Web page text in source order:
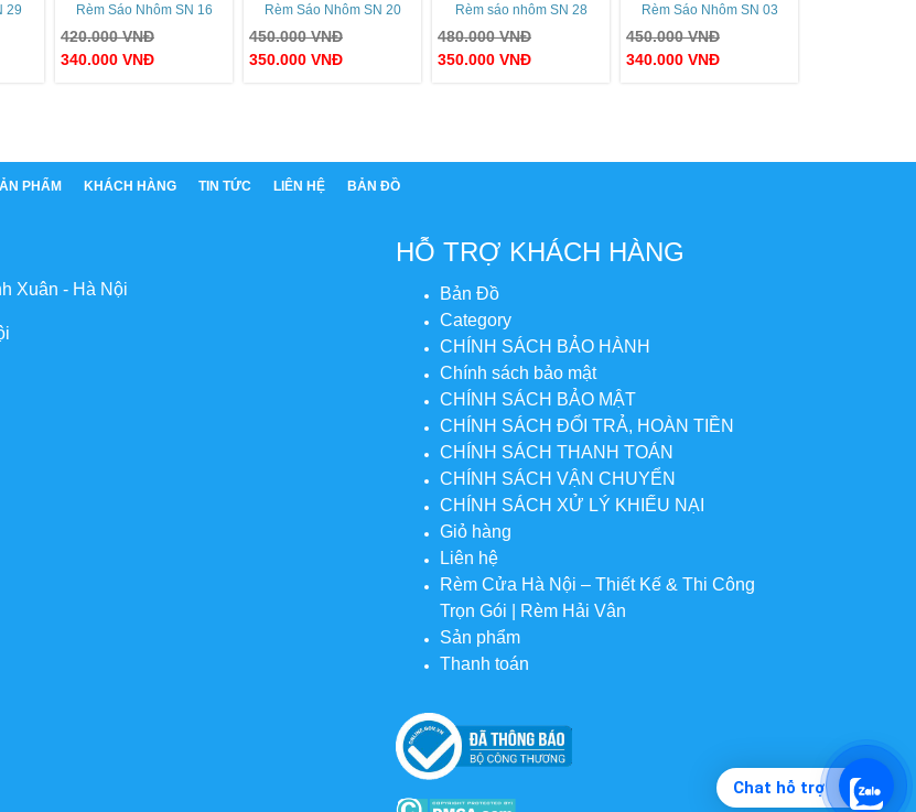
29 Rèm Sáo Nhôm SN 16
420.000VNĐ
340.000 VNĐ
Rèm Sáo Nhôm SN 20
450.000VNĐ
350.000 VNĐ
Rèm sáo nhôm SN 28
480.000VNĐ
350.000 VNĐ
Rèm Sáo Nhôm SN 03
450.000VNĐ
340.000 VNĐ
PHẨM KHÁCH HÀNG TIN TỨC LIÊN HỆ BẢN ĐỒ
Xuân - Hà Nội
HỖ TRỢ KHÁCH HÀNG
Bản Đồ
Category
CHÍNH SÁCH BẢO HÀNH
Chính sách bảo mật
CHÍNH SÁCH BẢO MẬT
CHÍNH SÁCH ĐỔI TRẢ, HOÀN TIỀN
CHÍNH SÁCH THANH TOÁN
CHÍNH SÁCH VẬN CHUYỂN
CHÍNH SÁCH XỬ LÝ KHIẾU NẠI
Giỏ hàng
Liên hệ
Rèm Cửa Hà Nội – Thiết Kế & Thi Công
Trọn Gói | Rèm Hải Vân
Sản phẩm
Thanh toán
Chat hỗ trợ